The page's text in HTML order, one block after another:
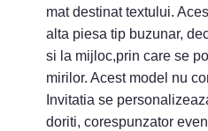
mat destinat textului.
alta piesa tip buzunar,
si la mijloc,prin care se
mirilor. Acest model nu
Invitatia se
doriti, corespunzator